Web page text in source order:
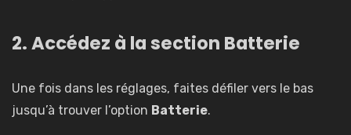
2. Accédez à la section Batterie
Une fois dans les réglages, faites défiler vers le bas
jusqu’à trouver l’option Batterie.